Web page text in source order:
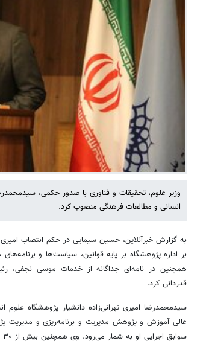
وزیر علوم، تحقیقات و فناوری با صدور حکمی،
انسانی و مطالعات فرهنگی منصوب کرد.
به گزارش خبرآنلاین، حسین سیمایی در حکم انتصاب
بر اداره پژوهشگاه بر پایه قوانین، سیاست‌ها و
همچنین در نامه‌ای جداگانه از خدمات موسی نجفی،
قدردانی کرد.
سیدمحمدرضا امیری تهرانی‌زاده دانشیار پژوهشگاه
عالی آموزش و پژوهش مدیریت و برنامه‌ریزی و مدیریت
سوابق اجرایی او به شمار می‌رود. وی همچنین بیش از ۳۰ مقاله علمی در نشریات ملی و بین‌المللی منتشر کرده است.